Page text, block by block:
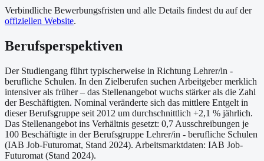
Verbindliche Bewerbungsfristen und alle Details findest du auf der
offiziellen Website.
Berufsperspektiven
Der Studiengang führt typischerweise in Richtung Lehrer/in -
berufliche Schulen. In den Zielberufen suchen Arbeitgeber merklich
intensiver als früher – das Stellenangebot wuchs stärker als die Zahl
der Beschäftigten. Nominal veränderte sich das mittlere Entgelt in
dieser Berufsgruppe seit 2012 um durchschnittlich +2,1 % jährlich.
Das Stellenangebot ins Verhältnis gesetzt: 0,7 Ausschreibungen je
100 Beschäftigte in der Berufsgruppe Lehrer/in - berufliche Schulen
(IAB Job-Futuromat, Stand 2024). Arbeitsmarktdaten: IAB Job-
Futuromat (Stand 2024).